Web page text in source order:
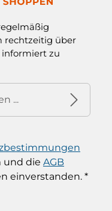
rechtzeitig über
zu
und die AGB
einverstanden. *